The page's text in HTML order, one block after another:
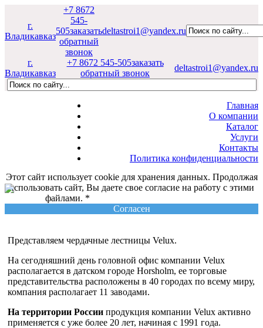
г.
Владикавказ
+7 8672
545-
505заказать
обратный
звонок
deltastroi1@yandex.ru
г.
Владикавказ
+7 8672 545-505заказать
обратный звонок
deltastroi1@yandex.ru
Главная
О компании
Каталог
Услуги
Контакты
Политика конфиденциальности
Этот сайт использует cookie для хранения данных. Продолжая
использовать сайт, Вы даете свое согласие на работу с этими
файлами. *
Согласен
Представляем чердачные лестницы Velux.
На сегодняшний день головной офис компании Velux
располагается в датском городе Horsholm, ее торговые
представительства расположены в 40 городах по всему миру,
компания располагает 11 заводами.
На территории России продукция компании Velux активно
применяется с уже более 20 лет, начиная с 1991 года.